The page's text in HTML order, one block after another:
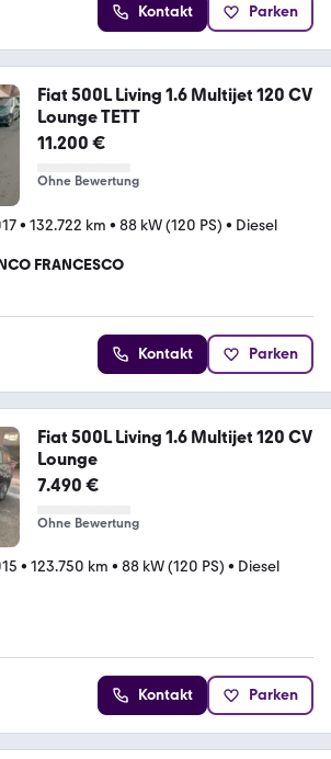
Kontakt Parken
Fiat 500L Living 1.6 Multijet 120 CV
Lounge TETT
11.200 €
Ohne Bewertung
• 132.722 km • 88 kW (120 PS) • Diesel
FRANCESCO
Kontakt Parken
Fiat 500L Living 1.6 Multijet 120 CV
Lounge
7.490 €
Ohne Bewertung
• 123.750 km • 88 kW (120 PS) • Diesel
Kontakt Parken